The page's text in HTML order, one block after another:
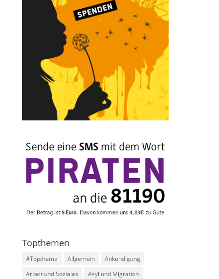
Topthemen
#Topthema Allgemein
Ankündigung
Arbeit und Soziales
Asyl und Migration